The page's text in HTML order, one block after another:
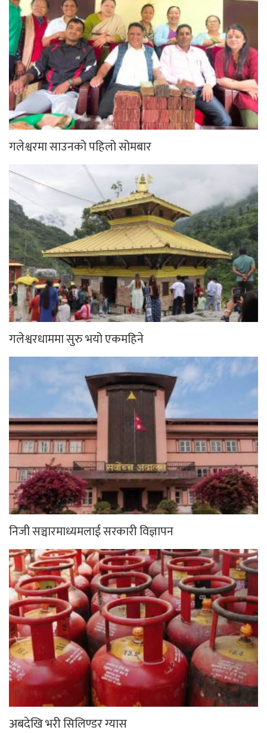
गलेश्वरमा साउनको पहिलो सोमबार
गलेश्वरधाममा सुरु भयो एकमहिने
निजी सञ्चारमाध्यमलाई सरकारी विज्ञापन
अबदेखि भरी सिलिण्डर ग्यास